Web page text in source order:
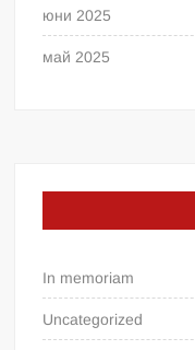
юни 2025
май 2025
In memoriam
Uncategorized